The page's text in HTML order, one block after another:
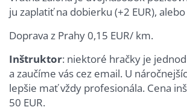
ju zaplatiť na dobierku (+2 EUR),
Doprava z Prahy 0,15 EUR/ km.
Inštruktor: niektoré hračky je
a zaučíme vás cez email. U
lepšie mať vždy profesionála. Cena
50 EUR.